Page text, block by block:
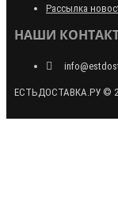
Рассылка
НАШИ
ЕСТЬДОСТАВКА.РУ ©